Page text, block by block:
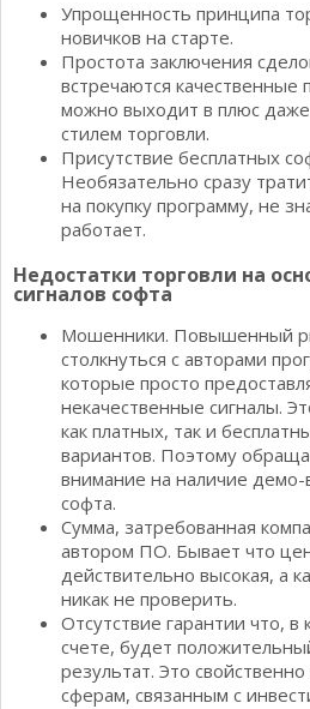
Упрощенность принципа
новичков на старте.
Простота заключения
встречаются качественные
можно выходит в плюс даже
стилем торговли.
Присутствие бесплатных
Необязательно сразу
на покупку программу, не
работает.
Недостатки торговли на
сигналов софта
Мошенники. Повышенный
столкнуться с авторами
которые просто
некачественные сигналы.
как платных, так и
вариантов. Поэтому
внимание на наличие демо-
софта.
Сумма, затребованная
автором ПО. Бывает что
действительно высокая, а
никак не проверить.
Отсутствие гарантии что, в
счете, будет
результат. Это
сферам, связанным с